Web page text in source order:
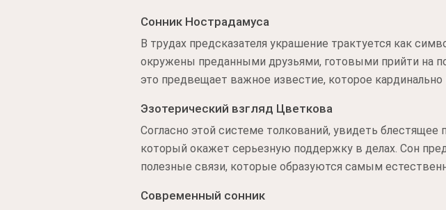
Сонник Нострадамуса
В трудах предсказателя украшение трактуется как
окружены преданными друзьями, готовыми прийти на
это предвещает важное известие, которое
Эзотерический взгляд Цветкова
Согласно этой системе толкований, увидеть
который окажет серьезную поддержку в делах. Сон
полезные связи, которые образуются самым
Современный сонник